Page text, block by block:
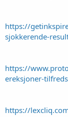
https://
sjokkerende-
https://
ereksjoner-
https://